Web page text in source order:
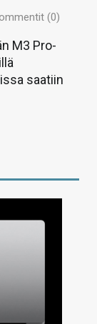
(0)
M3 Pro-
saatiin